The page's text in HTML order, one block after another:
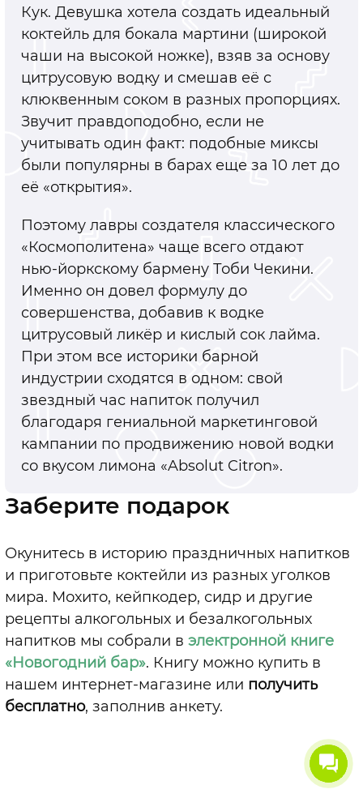
Кук. Девушка хотела создать идеальный
коктейль для бокала мартини (широкой
чаши на высокой ножке), взяв за основу
цитрусовую водку и смешав её с
клюквенным соком в разных пропорциях.
Звучит правдоподобно, если не
учитывать один факт: подобные миксы
были популярны в барах еще за 10 лет до
её «открытия».
Поэтому лавры создателя классического
«Космополитена» чаще всего отдают
нью-йоркскому бармену Тоби Чекини.
Именно он довел формулу до
совершенства, добавив к водке
цитрусовый ликёр и кислый сок лайма.
При этом все историки барной
индустрии сходятся в одном: свой
звездный час напиток получил
благодаря гениальной маркетинговой
кампании по продвижению новой водки
со вкусом лимона «Absolut Citron».
Заберите подарок
Окунитесь в историю праздничных напитков
и приготовьте коктейли из разных уголков
мира. Мохито, кейпкодер, сидр и другие
рецепты алкогольных и безалкогольных
напитков мы собрали в электронной книге
«Новогодний бар». Книгу можно купить в
нашем интернет-магазине или получить
бесплатно, заполнив анкету.